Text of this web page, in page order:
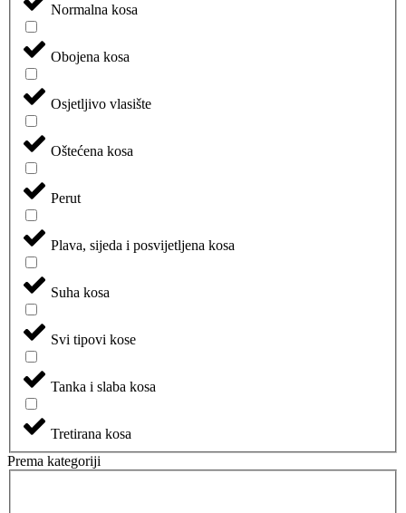
Normalna kosa
Obojena kosa
Osjetljivo vlasište
Oštećena kosa
Perut
Plava, sijeda i posvijetljena kosa
Suha kosa
Svi tipovi kose
Tanka i slaba kosa
Tretirana kosa
Prema kategoriji